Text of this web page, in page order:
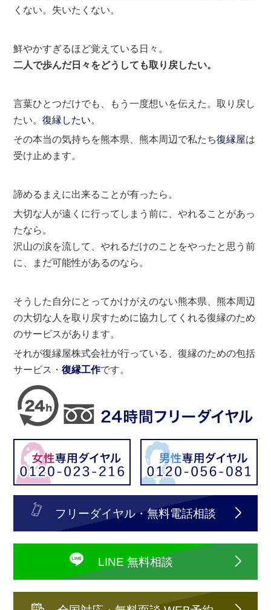
くない。失いたくない。
鮮やかすぎるほど覚えている日々。
二人で歩んだ日々をどうしても取り戻したい。
言葉ひとつだけでも、もう一度想いを伝えた。取り戻し
たい。復縁したい。
その本当の気持ちを熊本県、熊本周辺で私たち復縁屋は
受け止めます。
諦めるまえに出来ることが有ったら。
大切な人が遠くに行ってしまう前に、やれることがあっ
たなら。
沢山の涙を流して、やれるだけのことをやったと思う前
に、まだ可能性があるのなら。
そうした自分にとってかけがえのない熊本県、熊本周辺
の大切な人を取り戻すために協力してくれる復縁のため
のサービスがあります。
それが復縁屋株式会社が行っている、復縁のための包括
サービス・復縁工作です。
フリーダイヤル・無料電話相談
LINE 無料相談